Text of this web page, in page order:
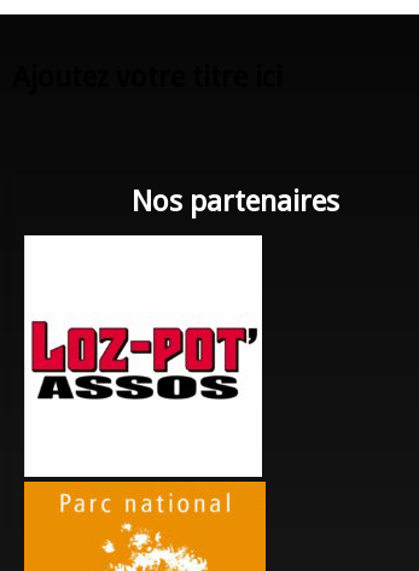
Nos partenaires